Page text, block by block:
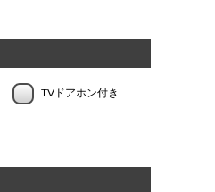
TVドアホン付き